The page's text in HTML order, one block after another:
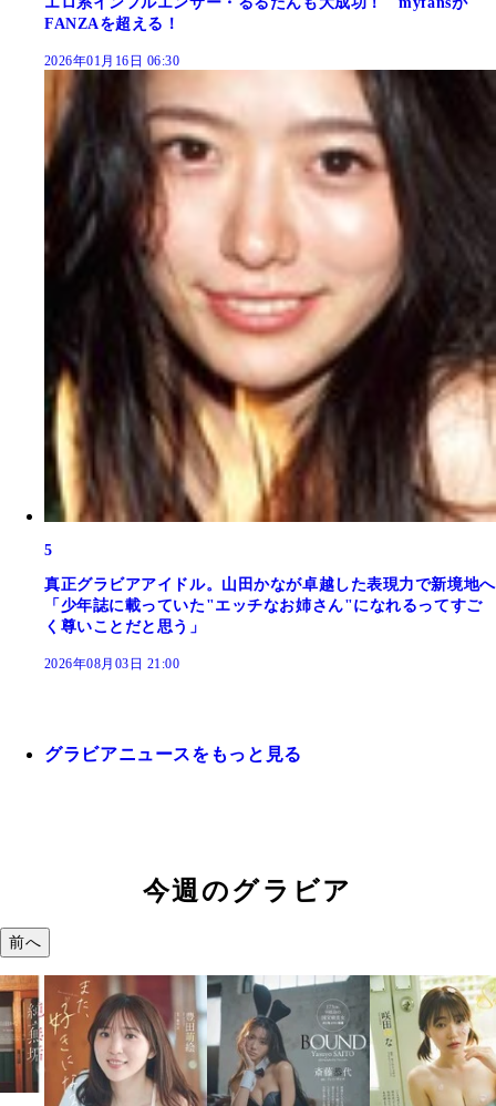
FANZAを超える！
2026年01月16日 06:30
5
真正グラビアアイドル。山田かなが卓越した表現力で新境地へ
「少年誌に載っていた"エッチなお姉さん"になれるってすご
く尊いことだと思う」
2026年08月03日 21:00
グラビアニュースをもっと見る
今週のグラビア
前へ